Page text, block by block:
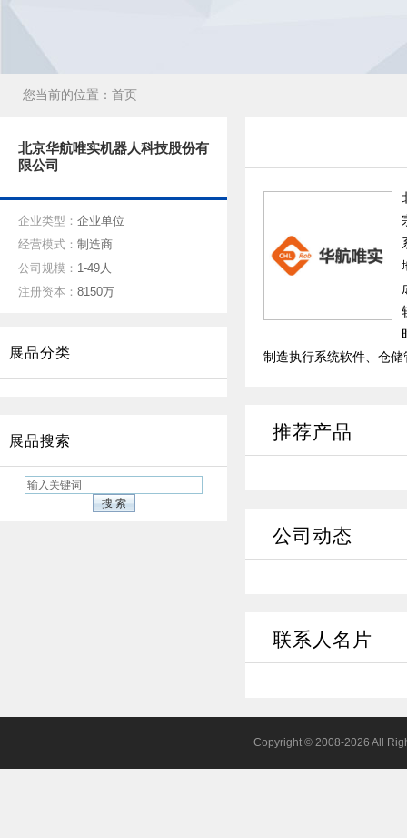
您当前的位置： 首页
北京华航唯实机器人科技股份有
限公司
企业类型： 企业单位
经营模式： 制造商
公司规模： 1-49人
注册资本： 8150万
展品分类
展品搜索
制造执行系统软件、仓
推荐产品
公司动态
联系人名片
Copyright © 2008-2026 All